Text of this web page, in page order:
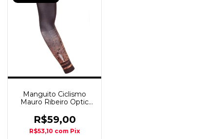
Manguito Ciclismo
Mauro Ribeiro Optic
R$59,00
R$53,10 com Pix